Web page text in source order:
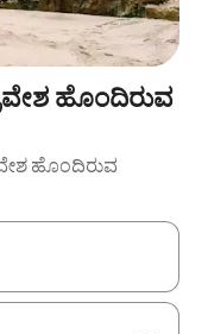
ಹೊಂದಿರುವ
ಹೊಂದಿರುವ
ಬಾಣದ ಕೀಲಿಗಳೊಂದಿಗೆ